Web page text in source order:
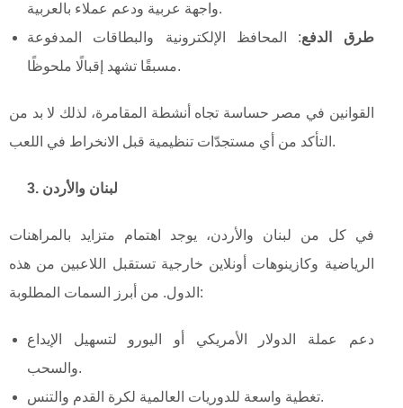
واجهة عربية ودعم عملاء بالعربية.
طرق الدفع: المحافظ الإلكترونية والبطاقات المدفوعة
مسبقًا تشهد إقبالًا ملحوظًا.
القوانين في مصر حساسة تجاه أنشطة المقامرة، لذلك لا بد من
التأكد من أي مستجدّات تنظيمية قبل الانخراط في اللعب.
3. لبنان والأردن
في كل من لبنان والأردن، يوجد اهتمام متزايد بالمراهنات
الرياضية وكازينوهات أونلاين خارجية تستقبل اللاعبين من هذه
الدول. من أبرز السمات المطلوبة:
دعم عملة الدولار الأمريكي أو اليورو لتسهيل الإيداع
والسحب.
تغطية واسعة للدوريات العالمية لكرة القدم والتنس.